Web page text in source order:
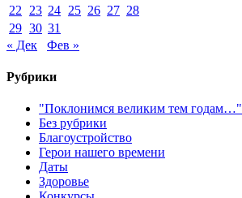
22
23 24 25 26 27 28
29 30 31
« Дек
Фев »
Рубрики
"Поклонимся великим тем годам…"
Без рубрики
Благоустройство
Герои нашего времени
Даты
Здоровье